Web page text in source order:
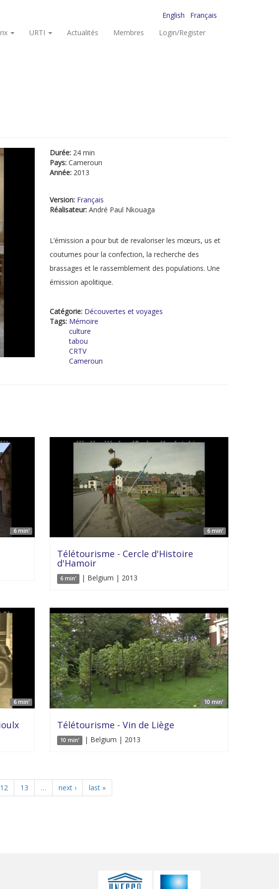
English
Français
URTI Actualités Membres Login/Register
Durée: 24 min
Pays: Cameroun
Année: 2013
Version: Français
Réalisateur: André Paul Nkouaga
L’émission a pour but de revaloriser les mœurs, us et
coutumes pour la confection, la recherche des
brassages et le rassemblement des populations. Une
émission apolitique.
Catégorie: Découvertes et voyages
Tags: Mémoire
culture
tabou
CRTV
Cameroun
6 min' 6 min'
Télétourisme - Cercle d'Histoire
d'Hamoir
6 min' | Belgium | 2013
6 min' 10 min'
Télétourisme - Vin de Liège
10 min' | Belgium | 2013
12 13 … next › last »